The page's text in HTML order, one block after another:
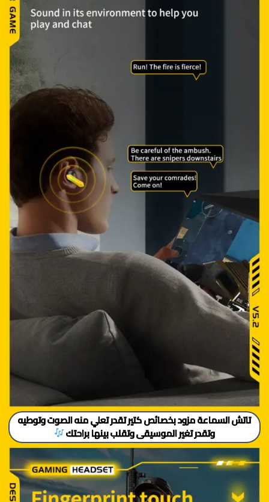
تاتش السماعة مزود بخصائص كتير تقدر تعلي منه الصوت وتوطيه
وتقدر تغير الموسيقى وتقلب بينها براحتك